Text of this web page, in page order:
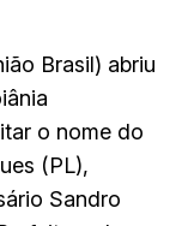
Brasil) abriu
o nome do
(PL),
Sandro